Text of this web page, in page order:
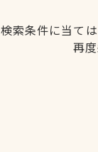
検索条件に当て
再